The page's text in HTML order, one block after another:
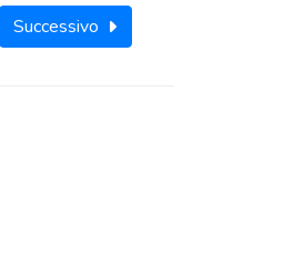
Successivo